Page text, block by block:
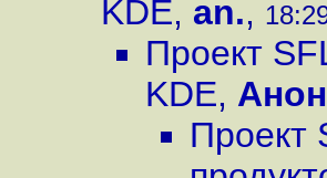
KDE, an.,
Проект
KDE,
Проект